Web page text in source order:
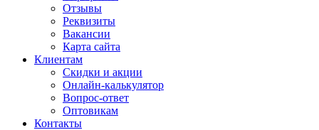
Отзывы
Реквизиты
Вакансии
Карта сайта
Клиентам
Скидки и акции
Онлайн-калькулятор
Вопрос-ответ
Оптовикам
Контакты